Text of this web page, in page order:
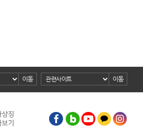
이동 이동